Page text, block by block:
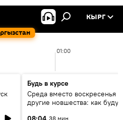
КЫРГ
01:00
Будь в курсе
Среда вместо воскресенья и
другие новшества: как будут
38 мин